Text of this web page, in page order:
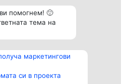
помогнем! 🙂
тема на
маркетингови
си в проекта
Контакти